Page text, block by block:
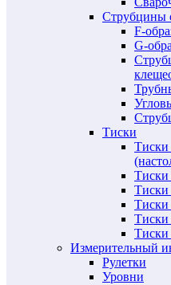
Струбцины
F-
G-
Тиски
Тиски
Тиски
Тиски
Тиски
Тиски
Измерительный
Рулетки
Уровни